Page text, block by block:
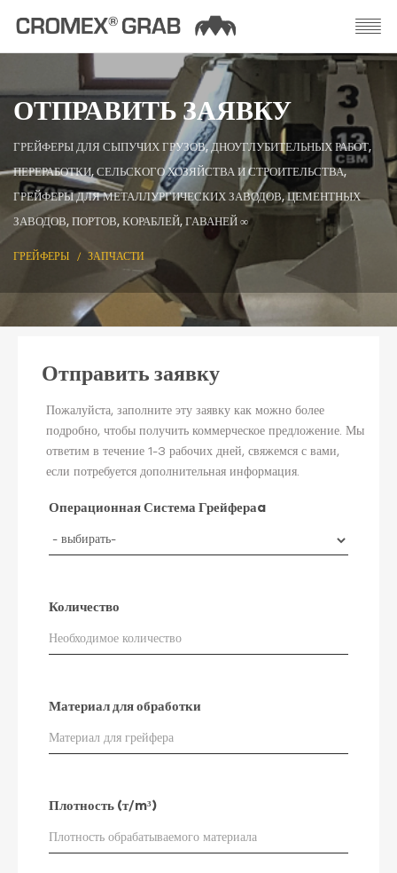
ОТПРАВИТЬ ЗАЯВКУ
ГРЕЙФЕРЫ ДЛЯ СЫПУЧИХ ГРУЗОВ, ДНОУГЛУБИТЕЛЬНЫХ РАБОТ,
ПЕРЕРАБОТКИ, СЕЛЬСКОГО ХОЗЯЙСТВА И СТРОИТЕЛЬСТВА,
ГРЕЙФЕРЫ ДЛЯ МЕТАЛЛУРГИЧЕСКИХ ЗАВОДОВ, ЦЕМЕНТНЫХ
ЗАВОДОВ, ПОРТОВ, КОРАБЛЕЙ, ГАВАНЕЙ ∞
ГРЕЙФЕРЫ ЗАПЧАСТИ
Отправить заявку
Пожалуйста, заполните эту заявку как можно более
подробно, чтобы получить коммерческое предложение. Мы
ответим в течение 1-3 рабочих дней, свяжемся с вами,
если потребуется дополнительная информация.
Операционная Система Грейфераa
Количество
Материал для обработки
Плотность (т/m³)